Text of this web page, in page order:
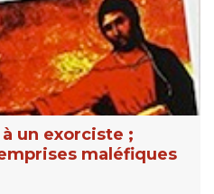
un exorciste ;
maléfiques